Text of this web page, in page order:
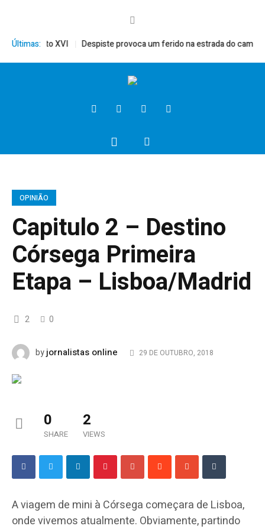
Últimas:
Bento XVI Despiste provoca um ferido na estrada do campo
OPINIÃO
Capitulo 2 – Destino
Córsega Primeira
Etapa – Lisboa/Madrid
2 0
byjornalistas online 29 DE OUTUBRO, 2018
0
SHARE
2
VIEWS
A viagem de mini à Córsega começara de Lisboa,
onde vivemos atualmente. Obviamente, partindo